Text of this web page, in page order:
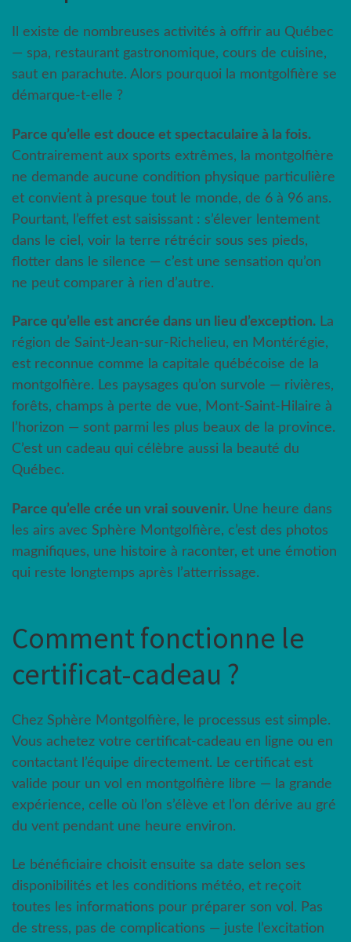
Il existe de nombreuses activités à offrir au Québec
— spa, restaurant gastronomique, cours de cuisine,
saut en parachute. Alors pourquoi la montgolfière se
démarque-t-elle ?
Parce qu’elle est douce et spectaculaire à la fois.
Contrairement aux sports extrêmes, la montgolfière
ne demande aucune condition physique particulière
et convient à presque tout le monde, de 6 à 96 ans.
Pourtant, l’effet est saisissant : s’élever lentement
dans le ciel, voir la terre rétrécir sous ses pieds,
flotter dans le silence — c’est une sensation qu’on
ne peut comparer à rien d’autre.
Parce qu’elle est ancrée dans un lieu d’exception. La
région de Saint-Jean-sur-Richelieu, en Montérégie,
est reconnue comme la capitale québécoise de la
montgolfière. Les paysages qu’on survole — rivières,
forêts, champs à perte de vue, Mont-Saint-Hilaire à
l’horizon — sont parmi les plus beaux de la province.
C’est un cadeau qui célèbre aussi la beauté du
Québec.
Parce qu’elle crée un vrai souvenir. Une heure dans
les airs avec Sphère Montgolfière, c’est des photos
magnifiques, une histoire à raconter, et une émotion
qui reste longtemps après l’atterrissage.
Comment fonctionne le
certificat-cadeau ?
Chez Sphère Montgolfière, le processus est simple.
Vous achetez votre certificat-cadeau en ligne ou en
contactant l’équipe directement. Le certificat est
valide pour un vol en montgolfière libre — la grande
expérience, celle où l’on s’élève et l’on dérive au gré
du vent pendant une heure environ.
Le bénéficiaire choisit ensuite sa date selon ses
disponibilités et les conditions météo, et reçoit
toutes les informations pour préparer son vol. Pas
de stress, pas de complications — juste l’excitation